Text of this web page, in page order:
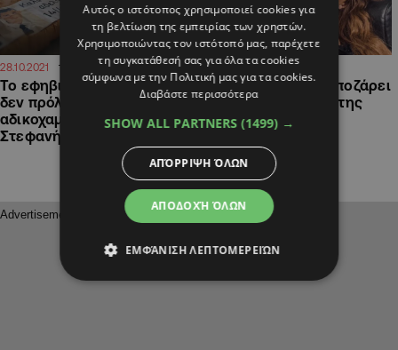
28.10.2021 16:00
Το εφηβικό δωμάτιο κι όσα
δεν πρόλαβε να ζήσει ο
αδικοχαμένος Παναγιώτης
Στεφανή
28.04.2021 16:53
H Xαριτίνη Ηλιάδου ποζάρει
topless στο κρεβάτι της
(ΦΩΤΟ)
Αυτός ο ιστότοπος χρησιμοποιεί cookies για
τη βελτίωση της εμπειρίας των χρηστών.
Χρησιμοποιώντας τον ιστότοπό μας, παρέχετε
τη συγκατάθεσή σας για όλα τα cookies
σύμφωνα με την Πολιτική μας για τα cookies.
Διαβάστε περισσότερα
SHOW ALL PARTNERS (1499) →
ΑΠΟΔΟΧΉ ΌΛΩΝ
ΑΠΌΡΡΙΨΗ ΌΛΩΝ
ΕΜΦΆΝΙΣΗ ΛΕΠΤΟΜΕΡΕΙΏΝ